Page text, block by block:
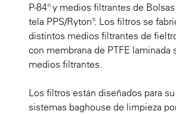
P-84® y medios filtrantes de
tela PPS/Ryton®. Los filtros se
distintos medios filtrantes de
con membrana de PTFE laminada
medios filtrantes.
Los filtros están diseñados para
sistemas baghouse de limpieza